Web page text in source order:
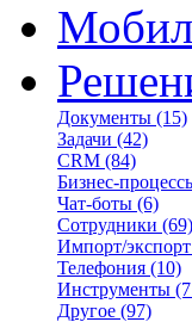
Документы (15)
Задачи (42)
CRM (84)
Бизнес-
Чат-боты (6)
Сотрудники (69)
Импорт/экспорт
Телефония (10)
Инструменты
Другое (97)